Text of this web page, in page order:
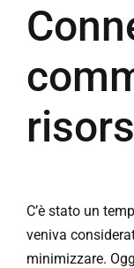
C’è stato un
veniva
minimizzare.